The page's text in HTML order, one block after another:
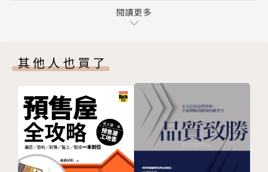
●改革房地產相關稅制，增加囤房、炒房稅賦，減輕自
住者的繳稅壓力，提升房屋市場的公平與效率。
●讓買不起房子的民眾至少也租得起房子，保障弱勢族
群的居住權。
第2節 破除房市亂象 建立買屋信心
第3節 稅制改革 落實居住公平
第5節 打擊炒作 回歸合理房價
第三章 拆掉老屋就算都市更新嗎？──提高住戶的生
活品質才是都更目的
第1節 權益分配 兼顧私人與公眾利益
第2節 多元都更 加速改善都市面貌
第3節 程序正義 消弭都更爭議
第4節 永續環境 傳承歷史文化記憶
閱讀更多
其他人也買了